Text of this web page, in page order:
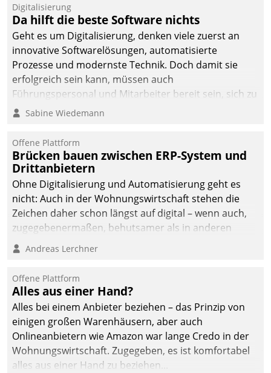
Digitalisierung
Da hilft die beste Software nichts
Geht es um Digitalisierung, denken viele zuerst an
innovative Softwarelösungen, automatisierte
Prozesse und modernste Technik. Doch damit sie
erfolgreich sein kann, müssen auch
Führungspersonal und Mitarbeiter bereit sein, sich zu
verändern und anzupassen, sonst werden sie an ihr
Sabine Wiedemann
Offene Plattform
Brücken bauen zwischen ERP-System und
Drittanbietern
Ohne Digitalisierung und Automatisierung geht es
nicht: Auch in der Wohnungswirtschaft stehen die
Zeichen daher schon längst auf digital – wenn auch,
zugegebenermaßen, behutsamer als in anderen
Branchen.
Andreas Lerchner
Offene Plattform
Alles aus einer Hand?
Alles bei einem Anbieter beziehen – das Prinzip von
einigen großen Warenhäusern, aber auch
Onlineanbietern wie Amazon war lange Credo in der
Wohnungswirtschaft. Zugegeben, es ist komfortabel
alles aus einer Hand zu beziehen...